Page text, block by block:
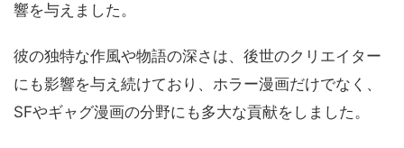
響を与えました。
彼の独特な作風や物語の深さは、後世のクリエイター
にも影響を与え続けており、ホラー漫画だけでなく、
SFやギャグ漫画の分野にも多大な貢献をしました。